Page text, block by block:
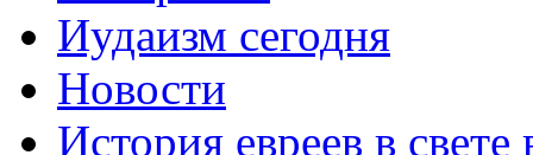
Иудаизм сегодня
Новости
История евреев в